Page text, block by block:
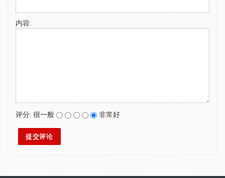
内容:
评分: 很一般 非常好